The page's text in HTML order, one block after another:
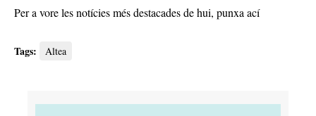
Per a vore les notícies més destacades de hui, punxa ací
Tags: Altea